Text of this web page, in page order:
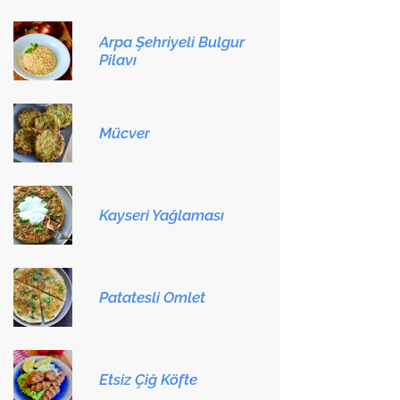
Arpa Şehriyeli Bulgur
Pilavı
Mücver
Kayseri Yağlaması
Patatesli Omlet
Etsiz Çiğ Köfte